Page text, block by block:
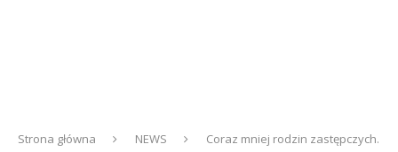
Strona główna NEWS
Coraz mniej rodzin zastępczych.